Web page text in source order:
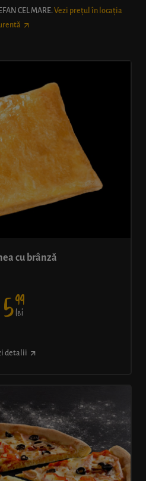
CEL MARE. Vezi prețul în locația
cu brânză
599
lei
detalii